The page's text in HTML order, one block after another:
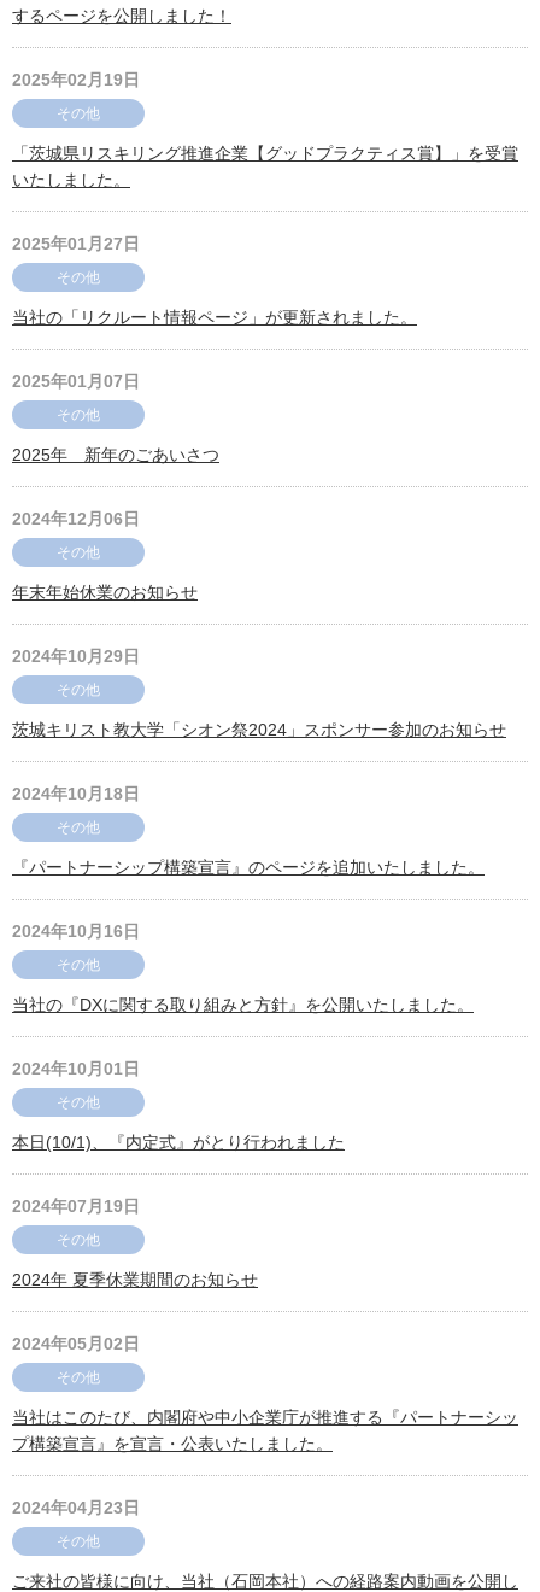
するページを公開しました！
2025年02月19日
その他
「茨城県リスキリング推進企業【グッドプラクティス賞】」を受賞
いたしました。
2025年01月27日
その他
当社の「リクルート情報ページ」が更新されました。
2025年01月07日
その他
2025年 新年のごあいさつ
2024年12月06日
その他
年末年始休業のお知らせ
2024年10月29日
その他
茨城キリスト教大学「シオン祭2024」スポンサー参加のお知らせ
2024年10月18日
その他
『パートナーシップ構築宣言』のページを追加いたしました。
2024年10月16日
その他
当社の『DXに関する取り組みと方針』を公開いたしました。
2024年10月01日
その他
本日(10/1)、『内定式』がとり行われました
2024年07月19日
その他
2024年 夏季休業期間のお知らせ
2024年05月02日
その他
当社はこのたび、内閣府や中小企業庁が推進する『パートナーシッ
プ構築宣言』を宣言・公表いたしました。
2024年04月23日
その他
ご来社の皆様に向け、当社（石岡本社）への経路案内動画を公開し